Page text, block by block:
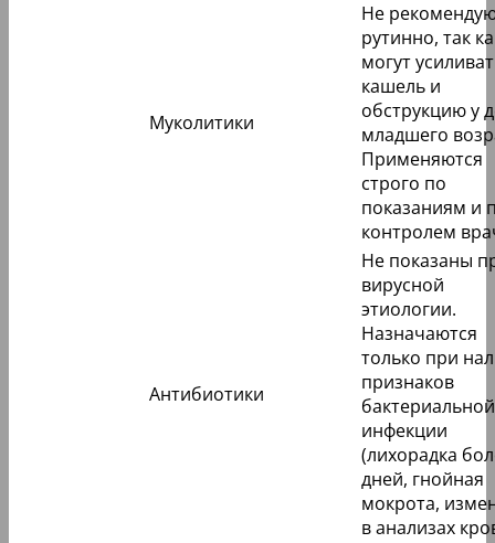
Муколитики
Не
рутинно, так
могут
кашель и
обструкцию у
младшего
Применяются
строго по
показаниям и
контролем
Антибиотики
Не показаны
вирусной
этиологии.
Назначаются
только при
признаков
бактериальной
инфекции
(лихорадка
дней, гнойная
мокрота,
в анализах